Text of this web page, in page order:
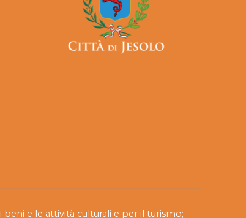
e le attività culturali e per il turismo;